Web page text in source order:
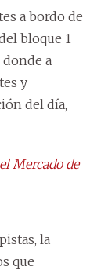
a bordo de
bloque 1
donde a
y
del día,
Mercado de
la
que